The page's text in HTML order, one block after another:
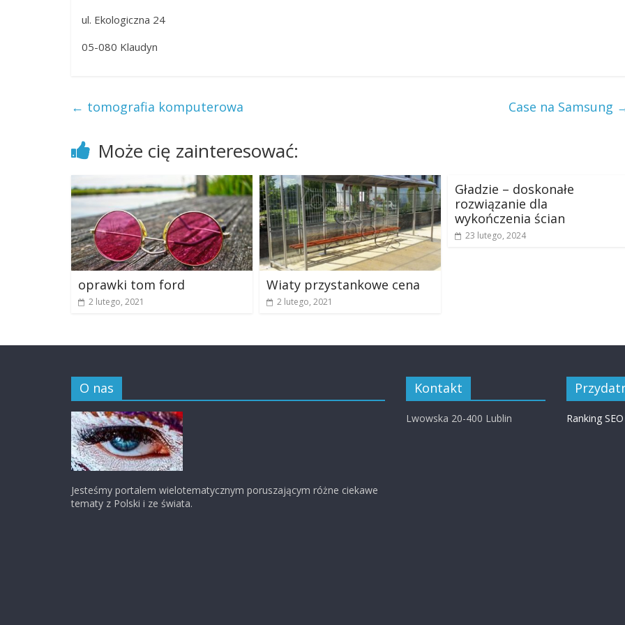
ul. Ekologiczna 24
05-080 Klaudyn
← tomografia komputerowa Case na Samsung
Może cię zainteresować:
oprawki tom ford
2 lutego, 2021
Wiaty przystankowe cena
2 lutego, 2021
Gładzie – doskonałe
rozwiązanie dla
wykończenia ścian
23 lutego, 2024
O nas
Jesteśmy portalem wielotematycznym poruszającym różne ciekawe
tematy z Polski i ze świata.
Kontakt
Lwowska 20-400 Lublin Ranking